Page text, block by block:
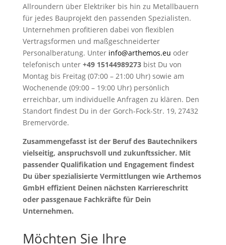
Allroundern über Elektriker bis hin zu Metallbauern
für jedes Bauprojekt den passenden Spezialisten.
Unternehmen profitieren dabei von flexiblen
Vertragsformen und maßgeschneiderter
Personalberatung. Unter info@arthemos.eu oder
telefonisch unter +49 15144989273bist Du von
Montag bis Freitag (07:00 – 21:00 Uhr) sowie am
Wochenende (09:00 – 19:00 Uhr) persönlich
erreichbar, um individuelle Anfragen zu klären. Den
Standort findest Du in der Gorch-Fock-Str. 19, 27432
Bremervörde.
Zusammengefasst ist der Beruf des Bautechnikers
vielseitig, anspruchsvoll und zukunftssicher. Mit
passender Qualifikation und Engagement findest
Du über spezialisierte Vermittlungen wie Arthemos
GmbH effizient Deinen nächsten Karriereschritt
oder passgenaue Fachkräfte für Dein
Unternehmen.
Möchten Sie Ihre